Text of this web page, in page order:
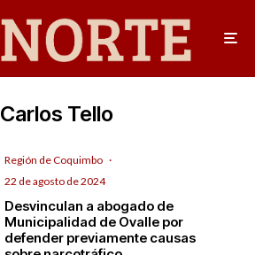
Carlos Tello
Región de Coquimbo ·
22 de agosto de 2024
Desvinculan a abogado de
Municipalidad de Ovalle por
defender previamente causas